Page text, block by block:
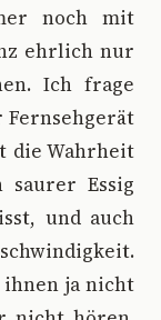
noch mit
ehrlich nur
Ich frage
Fernsehgerät
die Wahrheit
saurer Essig
und auch
ja nicht